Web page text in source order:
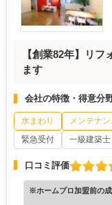
【創業82年】リ
ます
会社の特徴・得意分
水まわり メンテナン
緊急受付
一級建築士
口コミ評価
※ホームプロ加盟前の